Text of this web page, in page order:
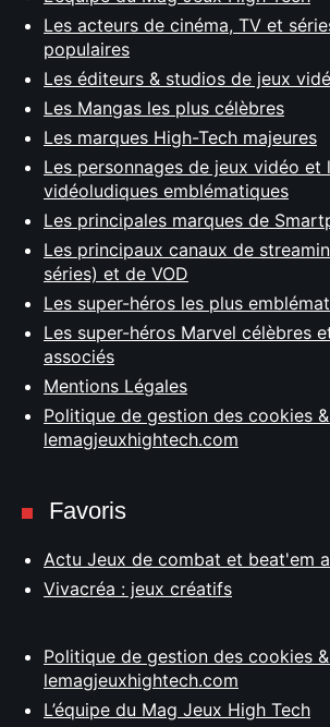
Les acteurs de cinéma, TV et
populaires
Les éditeurs & studios de jeux
Les Mangas les plus célèbres
Les marques High-Tech majeures
Les personnages de jeux vidéo et
vidéoludiques emblématiques
Les principales marques de
Les principaux canaux de
séries) et de VOD
Les super-héros les plus
Les super-héros Marvel célèbres
associés
Mentions Légales
Politique de gestion des cookies
lemagjeuxhightech.com
Favoris
Actu Jeux de combat et beat'em
Vivacréa : jeux créatifs
Politique de gestion des cookies
lemagjeuxhightech.com
L’équipe du Mag Jeux High Tech